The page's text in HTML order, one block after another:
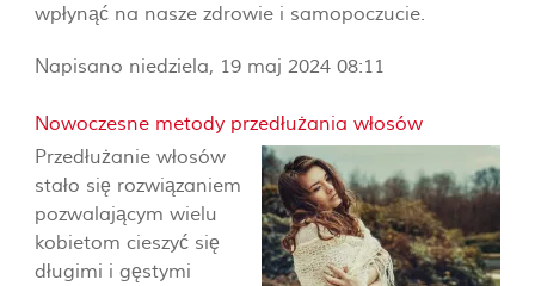
wpłynąć na nasze zdrowie i samopoczucie.
Napisano niedziela, 19 maj 2024 08:11
Nowoczesne metody przedłużania włosów
Przedłużanie włosów
stało się rozwiązaniem
pozwalającym wielu
kobietom cieszyć się
długimi i gęstymi